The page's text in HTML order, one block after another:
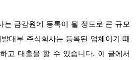
는 금감원에 등록이 될 정도로 큰 규모
대부 주식회사는 등록된 업체이기 때
고 대출을 할 수 있습니다. 이 글에서